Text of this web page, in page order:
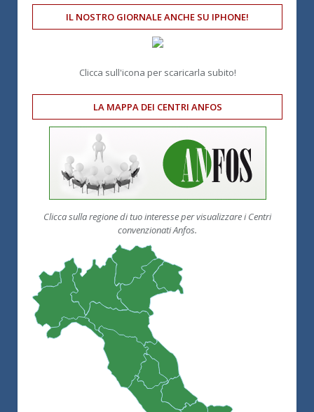
IL NOSTRO GIORNALE ANCHE SU IPHONE!
Clicca sull'icona per scaricarla subito!
LA MAPPA DEI CENTRI ANFOS
Clicca sulla regione di tuo interesse per visualizzare i Centri
convenzionati Anfos.